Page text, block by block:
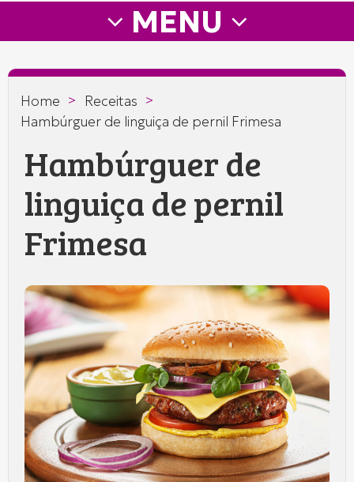
prefere
—
Frimesa
MENU
Home > Receitas >
Hambúrguer de linguiça de pernil Frimesa
Hambúrguer de
linguiça de pernil
Frimesa